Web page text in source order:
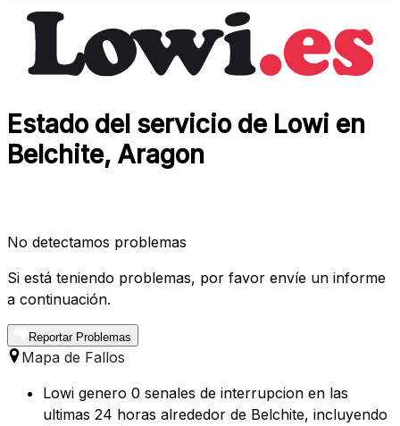
Estado del servicio de Lowi en
Belchite, Aragon
No detectamos problemas
Si está teniendo problemas, por favor envíe un informe
a continuación.
Reportar Problemas
Mapa de Fallos
Lowi genero 0 senales de interrupcion en las
ultimas 24 horas alrededor de Belchite, incluyendo